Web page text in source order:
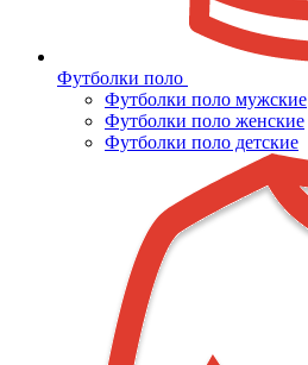
Футболки поло
Футболки поло мужские
Футболки поло женские
Футболки поло детские